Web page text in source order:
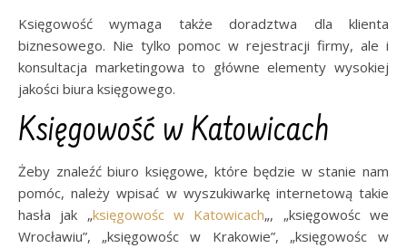
Księgowość wymaga także doradztwa dla klienta
biznesowego. Nie tylko pomoc w rejestracji firmy, ale i
konsultacja marketingowa to główne elementy wysokiej
jakości biura księgowego.
Księgowość w Katowicach
Żeby znaleźć biuro księgowe, które będzie w stanie nam
pomóc, należy wpisać w wyszukiwarkę internetową takie
hasła jak „księgowośc w Katowicach„, „księgowośc we
Wrocławiu”, „księgowośc w Krakowie”, „księgowośc w